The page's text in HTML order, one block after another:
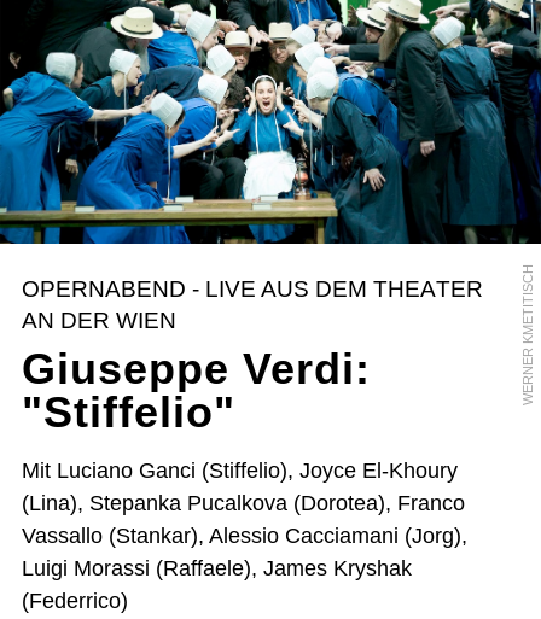
WERNER KMETITISCH
OPERNABEND - LIVE AUS DEM THEATER
AN DER WIEN
Giuseppe Verdi:
"Stiffelio"
Mit Luciano Ganci (Stiffelio), Joyce El-Khoury
(Lina), Stepanka Pucalkova (Dorotea), Franco
Vassallo (Stankar), Alessio Cacciamani (Jorg),
Luigi Morassi (Raffaele), James Kryshak
(Federrico)